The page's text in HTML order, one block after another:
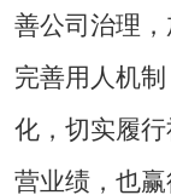
善公司治理，
完善用人机
化，切实履
营业绩，也